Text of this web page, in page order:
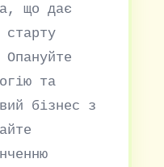
що дає
старту
та
бізнес з